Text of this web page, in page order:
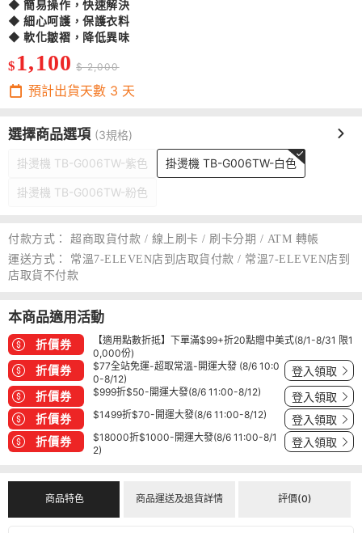
◆ 簡易操作，快速解決
◆ 細心呵護，保護衣料
◆ 軟化皺褶，降低異味
$ 1,100 $ 2,000
預計出貨天數 3 天
選擇商品選項 (3規格)
掛燙機 TB-G006TW-紫色 掛燙機 TB-G006TW-白色
掛燙機 TB-G006TW-粉色
付款方式：
超商取貨付款 / 線上刷卡 / 刷卡分期 / ATM 轉帳
運送方式：
常溫7-ELEVEN店到店取貨付款 / 常溫7-ELEVEN店到
店取貨不付款
本商品適用活動
折價券
【適用點數折抵】下單滿$99+折20點贈中美式(8/1-8/31 限1
0,000份)
折價券
$77全站免運-超取常溫-開運大發 (8/6 10:0
0-8/12)
登入領取
折價券 $999折$50-開運大發(8/6 11:00-8/12) 登入領取
折價券 $1499折$70-開運大發(8/6 11:00-8/12) 登入領取
折價券
$18000折$1000-開運大發(8/6 11:00-8/1
2)
登入領取
商品特色 商品運送及退貨詳情 評價(0)